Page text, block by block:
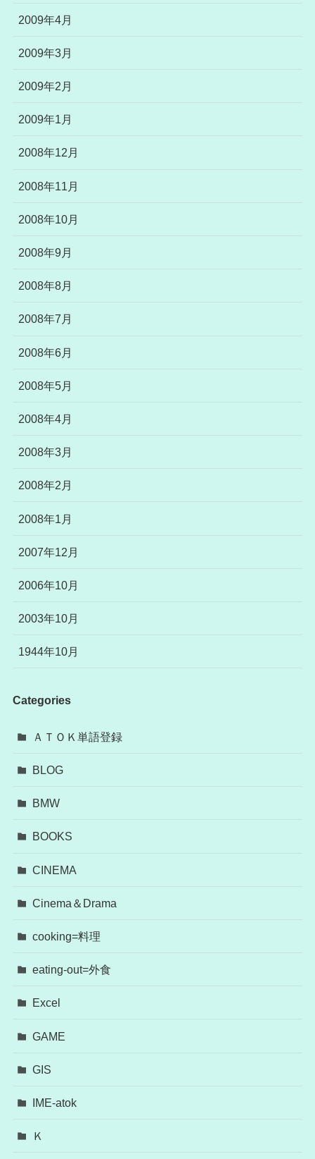
2009年4月
2009年3月
2009年2月
2009年1月
2008年12月
2008年11月
2008年10月
2008年9月
2008年8月
2008年7月
2008年6月
2008年5月
2008年4月
2008年3月
2008年2月
2008年1月
2007年12月
2006年10月
2003年10月
1944年10月
Categories
ＡＴＯＫ単語登録
BLOG
BMW
BOOKS
CINEMA
Cinema＆Drama
cooking=料理
eating-out=外食
Excel
GAME
GIS
IME-atok
Ｋ